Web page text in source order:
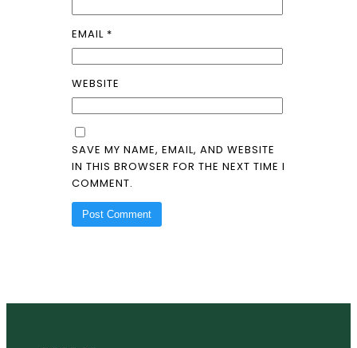
EMAIL *
WEBSITE
SAVE MY NAME, EMAIL, AND WEBSITE
IN THIS BROWSER FOR THE NEXT TIME I
COMMENT.